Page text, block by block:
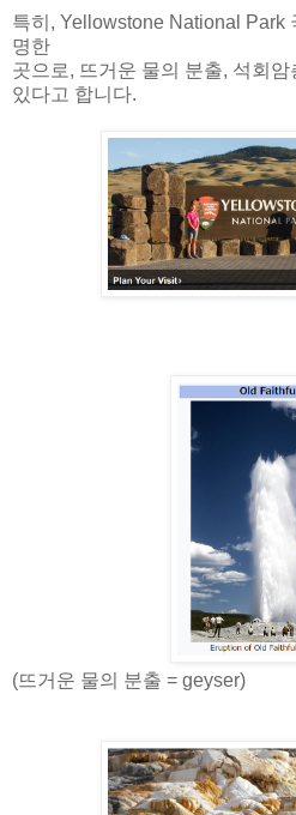
특히, Yellowstone National Park
명한
곳으로, 뜨거운 물의 분출, 석회
있다고 합니다.
(뜨거운 물의 분출 = geyser)